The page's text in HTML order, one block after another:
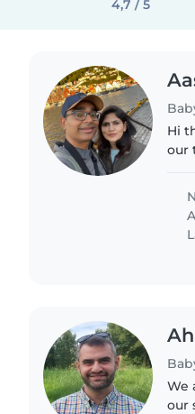
4,7 / 5
Hi
our team! We
We
our small